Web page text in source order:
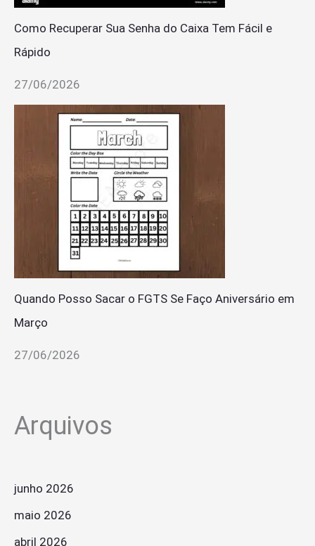
Como Recuperar Sua Senha do Caixa Tem Fácil e
Rápido
27/06/2026
Quando Posso Sacar o FGTS Se Faço Aniversário em
Março
27/06/2026
Arquivos
junho 2026
maio 2026
abril 2026